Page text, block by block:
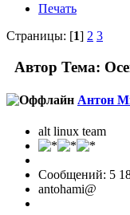
Печать
Страницы: [1] 2 3
Автор Тема:
Антон
alt linux team
Сообщений: 5
antohami@